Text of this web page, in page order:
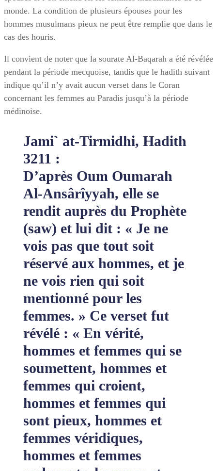
monde. La condition de plusieurs épouses pour les
hommes musulmans pieux ne peut être remplie que dans le
cas des houris.
Il convient de noter que la sourate Al-Baqarah a été révélée
pendant la période mecquoise, tandis que le hadith suivant
indique qu’il n’y avait aucun verset dans le Coran
concernant les femmes au Paradis jusqu’à la période
médinoise.
Jami` at-Tirmidhi, Hadith
3211 :
D’après Oum Oumarah
Al-Ansârîyyah, elle se
rendit auprès du Prophète
(saw) et lui dit : « Je ne
vois pas que tout soit
réservé aux hommes, et je
ne vois rien qui soit
mentionné pour les
femmes. » Ce verset fut
révélé : « En vérité,
hommes et femmes qui se
soumettent, hommes et
femmes qui croient,
hommes et femmes qui
sont pieux, hommes et
femmes véridiques,
hommes et femmes